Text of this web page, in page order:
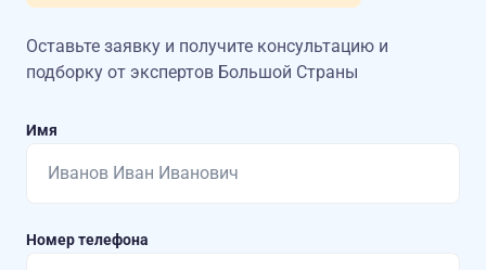
Оставьте заявку и получите консультацию и
подборку от экспертов Большой Страны
Имя
Номер телефона